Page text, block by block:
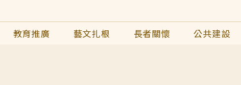
教育推廣 藝文扎根 長者關懷 公共建設